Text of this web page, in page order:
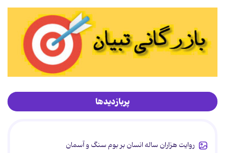
پربازدیدها
روایت هزاران ساله انسان بر بوم سنگ و آسمان